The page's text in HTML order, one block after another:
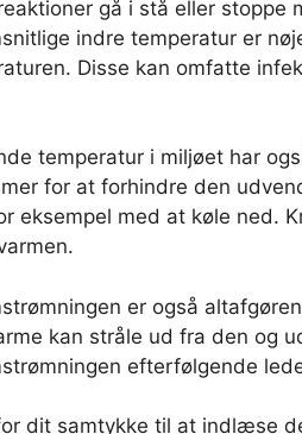
gå i stå eller
indre temperatur er
Disse kan omfatte
temperatur i miljøet har
for at forhindre den
eksempel med at køle ned.
er også
kan stråle ud fra den og
efterfølgende
dit samtykke til at indlæse